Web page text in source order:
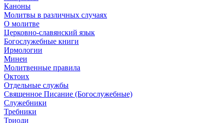
Каноны
Молитвы в различных случаях
О молитве
Церковно-славянский язык
Богослужебные книги
Ирмологии
Минеи
Молитвенные правила
Октоих
Отдельные службы
Священное Писание (Богослужебные)
Служебники
Требники
Триоди